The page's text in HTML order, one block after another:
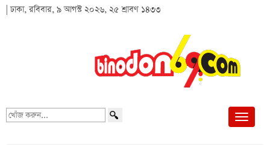
| ঢাকা, রবিবার, ৯ আগস্ট ২০২৬, ২৫ শ্রাবণ ১৪৩৩
খোঁজ